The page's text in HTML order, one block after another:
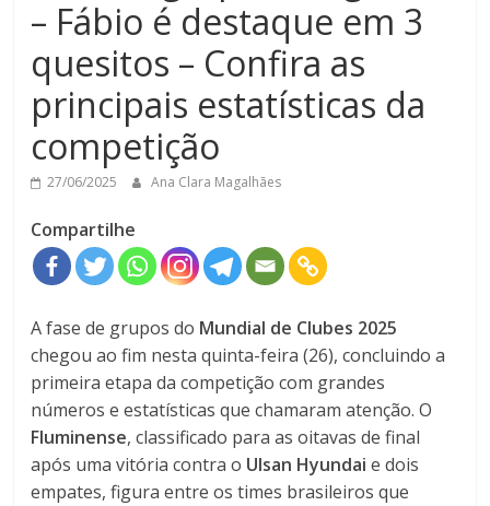
– Fábio é destaque em 3
quesitos – Confira as
principais estatísticas da
competição
27/06/2025 Ana Clara Magalhães
Compartilhe
A fase de grupos do Mundial de Clubes 2025
chegou ao fim nesta quinta-feira (26), concluindo a
primeira etapa da competição com grandes
números e estatísticas que chamaram atenção. O
Fluminense, classificado para as oitavas de final
após uma vitória contra o Ulsan Hyundai e dois
empates, figura entre os times brasileiros que